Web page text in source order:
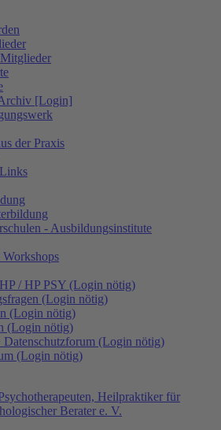
[Login]
der Praxis
- Ausbildungsinstitute
/ HP PSY (Login nötig)
(Login nötig)
(Login nötig)
(Login nötig)
Datenschutzforum (Login nötig)
(Login nötig)